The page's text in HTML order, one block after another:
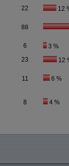
22 12
88
6 3 %
23 12
11 6 %
8 4 %